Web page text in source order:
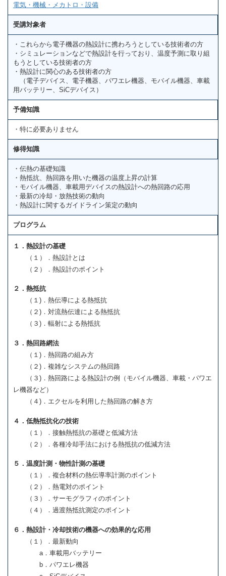
電気・機械・メカトロ・設備
受講対象者
・これらから電子機器の熱設計に携わろうとしている技術者の方
・シミュレーションなどで熱設計を行っており、温度予測に取り組
もうとしている技術者の方
・熱設計に関心のある技術者の方
（電子デバイス、電子機器、パワエレ機器、モバイル機器、車載
用バッテリー、SiCデバイス）
予備知識
・特に必要ありません
修得知識
・伝熱の基礎知識
・熱抵抗、熱回路を用いた機器の温度上昇の計算
・モバイル機器、車載用デバイスの熱設計への熱回路の応用
・最新の冷却・放熱技術の動向
・熱設計に関するガイドライン策定の動向
プログラム
１．熱設計の基礎
（１）．熱設計とは
（２）．熱設計のポイント
２．熱抵抗
（１)．熱伝導による熱抵抗
（２)．対流熱伝達による熱抵抗
（３)．輻射による熱抵抗
３．熱回路網法
（１)．熱回路の組み方
（２)．複雑なシステムの熱回路
（３)．熱回路による熱設計の例（モバイル機器、車載・パワエ
レ機器など）
（４)．エクセルを利用した熱回路の解き方
４．低熱抵抗化の技術
（１）．接触熱抵抗の基礎と低減方法
（２）．各種冷却手法における熱抵抗の低減方法
５．温度計測・物性計測の基礎
（１）．複合材料の熱伝導率計測のポイント
（２）．熱電対のポイント
（３）．サーモグラフィのポイント
（４）．過渡熱抵抗測定のポイント
６．熱設計・冷却技術の機器への効果的な応用
（１）．最新動向
a．車載用バッテリー
b．パワエレ機器